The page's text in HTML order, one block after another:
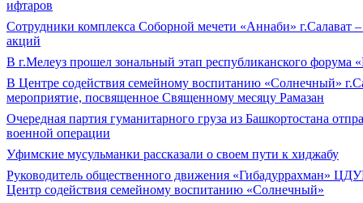
ифтаров
Сотрудники комплекса Соборной мечети «Аннаби» г.Салават
акций
В г.Мелеуз прошел зональный этап республиканского форума
В Центре содействия семейному воспитанию «Солнечный»
мероприятие, посвященное Священному месяцу Рамазан
Очередная партия гуманитарного груза из Башкортостана
военной операции
Уфимские мусульманки рассказали о своем пути к хиджабу
Руководитель общественного движения «Гибадуррахман»
Центр содействия семейному воспитанию «Солнечный»